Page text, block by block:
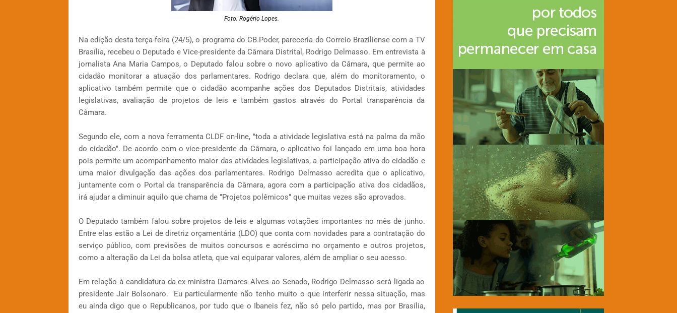
Foto: Rogério Lopes.
Na edição desta terça-feira (24/5), o programa do CB.Poder, pareceria do Correio Braziliense com a TV
Brasília, recebeu o Deputado e Vice-presidente da Câmara Distrital, Rodrigo Delmasso. Em entrevista à
jornalista Ana Maria Campos, o Deputado falou sobre o novo aplicativo da Câmara, que permite ao
cidadão monitorar a atuação dos parlamentares. Rodrigo declara que, além do monitoramento, o
aplicativo também permite que o cidadão acompanhe ações dos Deputados Distritais, atividades
legislativas, avaliação de projetos de leis e também gastos através do Portal transparência da
Câmara.
Segundo ele, com a nova ferramenta CLDF on-line, "toda a atividade legislativa está na palma da mão
do cidadão". De acordo com o vice-presidente da Câmara, o aplicativo foi lançado em uma boa hora
pois permite um acompanhamento maior das atividades legislativas, a participação ativa do cidadão e
uma maior divulgação das ações dos parlamentares. Rodrigo Delmasso acredita que o aplicativo,
juntamente com o Portal da transparência da Câmara, agora com a participação ativa dos cidadãos,
irá ajudar a diminuir aquilo que chama de "Projetos polêmicos" que muitas vezes são aprovados.
O Deputado também falou sobre projetos de leis e algumas votações importantes no mês de junho.
Entre elas estão a Lei de diretriz orçamentária (LDO) que conta com novidades para a contratação do
serviço público, com previsões de muitos concursos e acréscimo no orçamento e outros projetos,
como a alteração da Lei da bolsa atleta, que vai equiparar valores, além de ampliar o seu acesso.
Em relação à candidatura da ex-ministra Damares Alves ao Senado, Rodrigo Delmasso será ligada ao
presidente Jair Bolsonaro. "Eu particularmente não tenho muito o que interferir nessa situação, mas
eu ainda digo que o Republicanos, por tudo que o Ibaneis fez, não só pelo partido, mas por Brasília,